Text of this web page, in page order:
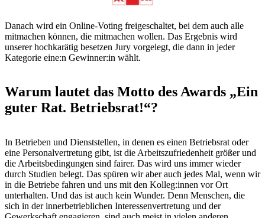
Danach wird ein Online-Voting freigeschaltet, bei dem auch alle
mitmachen können, die mitmachen wollen. Das Ergebnis wird
unserer hochkarätig besetzen Jury vorgelegt, die dann in jeder
Kategorie eine:n Gewinner:in wählt.
Warum lautet das Motto des Awards „Ein
guter Rat. Betriebsrat!“?
In Betrieben und Dienststellen, in denen es einen Betriebsrat oder
eine Personalvertretung gibt, ist die Arbeitszufriedenheit größer und
die Arbeitsbedingungen sind fairer. Das wird uns immer wieder
durch Studien belegt. Das spüren wir aber auch jedes Mal, wenn wir
in die Betriebe fahren und uns mit den Kolleg:innen vor Ort
unterhalten. Und das ist auch kein Wunder. Denn Menschen, die
sich in der innerbetrieblichen Interessenvertretung und der